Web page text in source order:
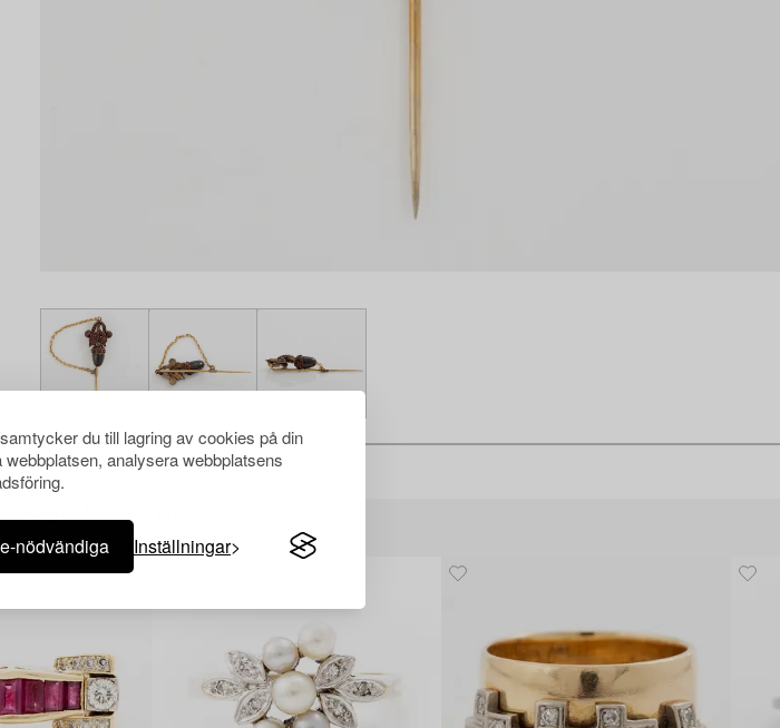
du till lagring av cookies på din
analysera webbplatsens
nödvändiga Inställningar
även tittat på